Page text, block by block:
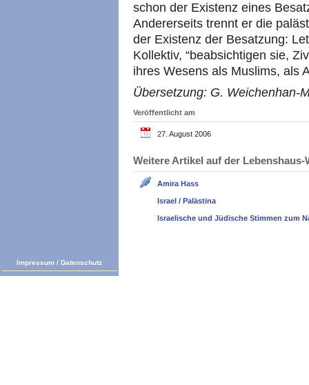
schon der Existenz eines
Andererseits trennt er die
der Existenz der Besatzung:
Kollektiv, “beabsichtigen sie,
ihres Wesens als Muslims, als
Übersetzung: G. Weichenhan-
Veröffentlicht am
27. August 2006
Weitere Artikel auf der
Amira Hass
Israel / Palästina
Israelische und Jüdische Stimmen zum
Impressum / Datenschutz